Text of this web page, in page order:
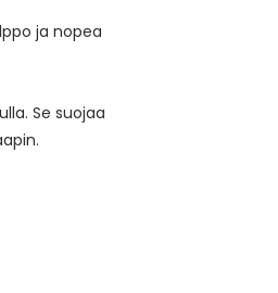
ja nopea
Se suojaa